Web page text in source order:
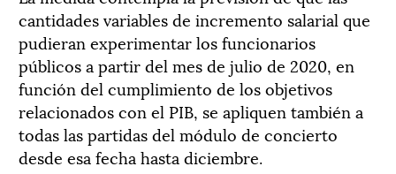
cantidades variables de incremento salarial que
pudieran experimentar los funcionarios
públicos a partir del mes de julio de 2020, en
función del cumplimiento de los objetivos
relacionados con el PIB, se apliquen también a
todas las partidas del módulo de concierto
desde esa fecha hasta diciembre.